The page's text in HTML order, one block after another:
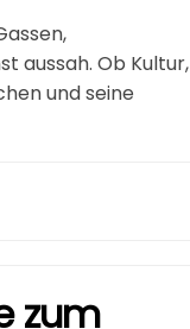
aussah. Ob Kultur,
und seine
zum